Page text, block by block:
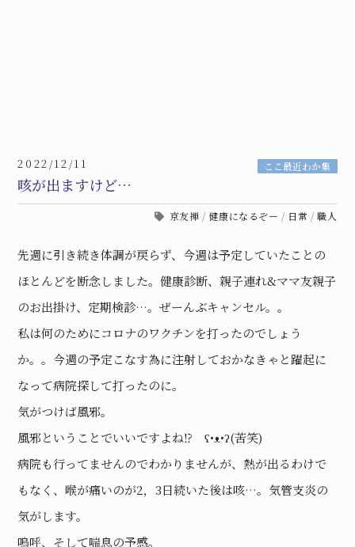
2022/12/11 ここ最近わか集
咳が出ますけど…
京友禅 / 健康になるぞー / 日常 /職人
先週に引き続き体調が戻らず、今週は予定していたことの
ほとんどを断念しました。健康診断、親子連れ&ママ友親子
のお出掛け、定期検診…。ぜーんぶキャンセル。。
私は何のためにコロナのワクチンを打ったのでしょう
か。。今週の予定こなす為に注射しておかなきゃと躍起に
なって病院探して打ったのに。
気がつけば風邪。
風邪ということでいいですよね⁉︎ ʕ•ᴥ•ʔ(苦笑)
病院も行ってませんのでわかりませんが、熱が出るわけで
もなく、喉が痛いのが2，3日続いた後は咳…。気管支炎の
気がします。
嗚呼、そして喘息の予感。